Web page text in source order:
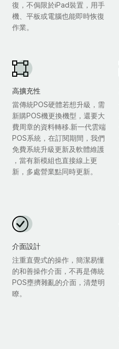
復，不侷限於iPad裝置，用手
機、平板或電腦也能即時恢復
作業。
高擴充性
當傳統POS硬體若想升級，需
新購POS機更換機型，還要大
費周章的資料轉移.新一代雲端
POS系統，在訂閱期間，我們
免費系統升級更新及軟體維護
，當有新模組也直接線上更
新，多處營業點同時更新。
介面設計
注重直覺式的操作，簡潔易懂
的和善操作介面，不再是傳統
POS壅擠雜亂的介面，清楚明
瞭。